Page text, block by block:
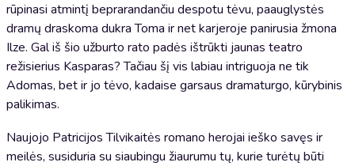
rūpinasi atmintį beprarandančiu despotu tėvu, paauglystės
dramų draskoma dukra Toma ir net karjeroje panirusia žmona
Ilze. Gal iš šio užburto rato padės ištrūkti jaunas teatro
režisierius Kasparas? Tačiau šį vis labiau intriguoja ne tik
Adomas, bet ir jo tėvo, kadaise garsaus dramaturgo, kūrybinis
palikimas.
Naujojo Patricijos Tilvikaitės romano herojai ieško savęs ir
meilės, susiduria su siaubingu žiaurumu tų, kurie turėtų būti